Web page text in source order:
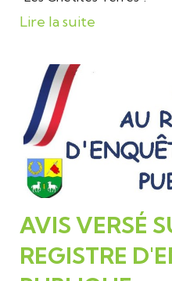
Lire la suite
AVIS VERSÉ
REGISTRE